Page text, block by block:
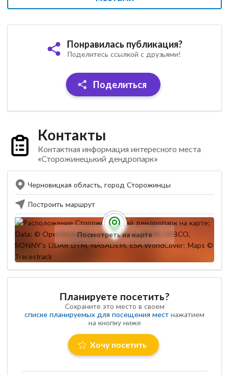
Понравилась публикация?
Поделитесь ссылкой с друзьями!
Поделиться
Контакты
Контактная информация интересного места
«Сторожинецький дендропарк»
Черновицкая область, город Сторожинцы
Построить маршрут
Посмотреть на карте
Планируете посетить?
Сохраните это место в своем
списке планируемых для посещения мест нажатием
на кнопку ниже
Хочу посетить